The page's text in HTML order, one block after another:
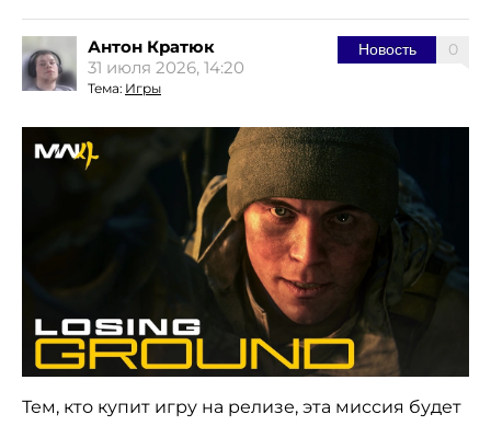
0
Новость
Антон Кратюк
31 июля 2026, 14:20
Тема: Игры
Тем, кто купит игру на релизе, эта миссия будет